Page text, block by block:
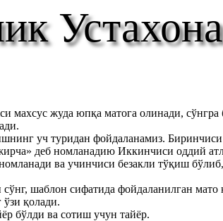
махсус жуда юпқа матога олинади,
уч туридан фойдаланамиз.
деб номланадию Иккинчиси оддий
ва учинчиси безакли тўқиш
шаблон сифатида фойдаланилган мато
ўзи қолади.
бўлди ва сотиш учун тайёр.